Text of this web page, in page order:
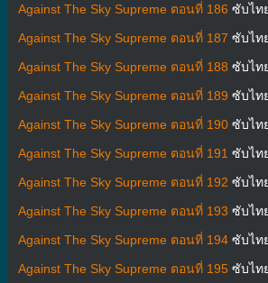
Against The Sky Supreme ตอนที่ 186 ซับไท
Against The Sky Supreme ตอนที่ 187 ซับไท
Against The Sky Supreme ตอนที่ 188 ซับไท
Against The Sky Supreme ตอนที่ 189 ซับไท
Against The Sky Supreme ตอนที่ 190ซับไท
Against The Sky Supreme ตอนที่ 191 ซับไท
Against The Sky Supreme ตอนที่ 192 ซับไท
Against The Sky Supreme ตอนที่ 193 ซับไท
Against The Sky Supreme ตอนที่ 194ซับไท
Against The Sky Supreme ตอนที่ 195ซับไท